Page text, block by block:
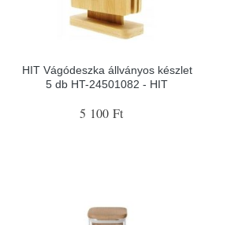
HIT Vágódeszka állványos készlet
5 db HT-24501082 - HIT
5 100 Ft